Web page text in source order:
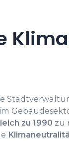
zu 1990 zu